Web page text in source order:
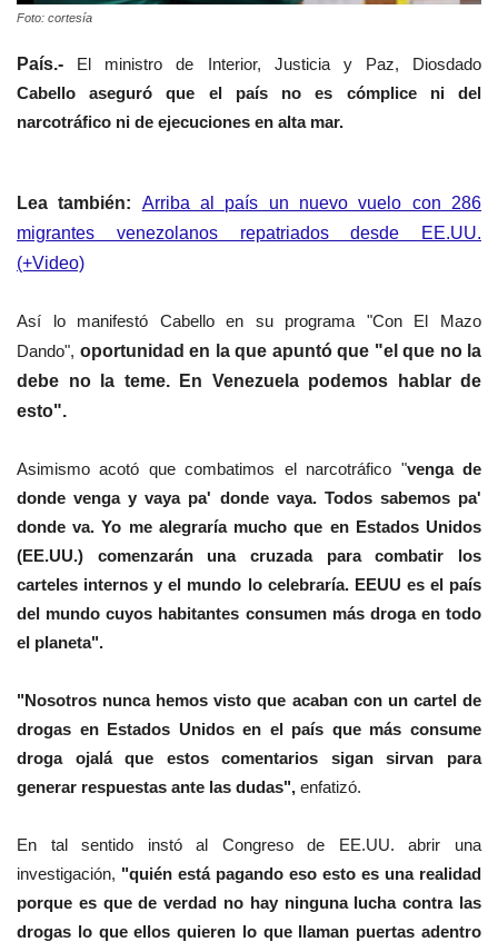
Foto: cortesía
País.- El ministro de Interior, Justicia y Paz, Diosdado
Cabelloaseguró que el país no es cómplice ni del
narcotráfico ni de ejecuciones en alta mar.
Lea también: Arriba al país un nuevo vuelo con 286
migrantes venezolanos repatriados desde EE.UU.
(+Video)
Así lo manifestó Cabelloen su programa "Con El Mazo
Dando", oportunidad en la que apuntó que "el que no la
debe no la teme. En Venezuela podemos hablar de
esto".
Asimismo acotó que combatimos el narcotráfico "venga de
donde venga y vaya pa' donde vaya. Todos sabemos pa'
donde va. Yo me alegraría mucho que en Estados Unidos
(EE.UU.) comenzarán una cruzada para combatir los
carteles internos y el mundo lo celebraría. EEUU es el país
del mundo cuyos habitantes consumen más droga en todo
el planeta".
"Nosotros nunca hemos visto que acaban con un cartel de
drogas en Estados Unidos en el país que más consume
droga ojalá que estos comentarios sigan sirvan para
generar respuestas ante las dudas", enfatizó.
En tal sentido instó al Congreso de EE.UU. abrir una
investigación, "quién está pagando eso esto es una realidad
porque es que de verdad no hay ninguna lucha contra las
drogas lo que ellos quieren lo que llaman puertas adentro